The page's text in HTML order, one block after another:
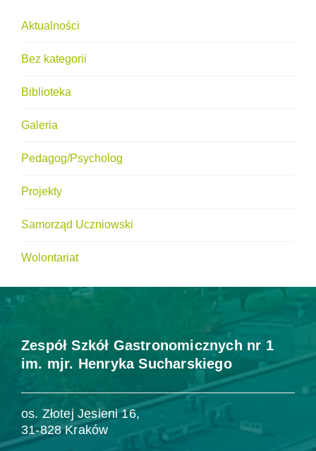
Aktualności
Bez kategorii
Biblioteka
Galeria
Pedagog/Psycholog
Projekty
Samorząd Uczniowski
Wolontariat
Zespół Szkół Gastronomicznych nr 1
im. mjr. Henryka Sucharskiego
os. Złotej Jesieni 16,
31-828 Kraków